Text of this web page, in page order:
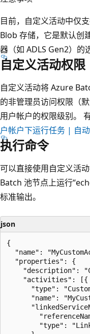
目前，自定义活动中仅
Blob 存储，它是默认创
器（如 ADLS Gen2）的
自定义活动权限
自定义活动将 Azure
的非管理员访问权限（
用户帐户的权限级别。
户帐户下运行任务 | 自
执行命令
可以直接使用自定义活
Batch 池节点上运行
标准输出。
json
{
"name":
  "properties": {
"description":
    "activities": [{
"type":
"name":
"type":